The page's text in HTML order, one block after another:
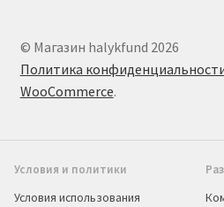
© Магазин halykfund 2026
Политика
WooCommerce.
Условия и политики
Условия использования